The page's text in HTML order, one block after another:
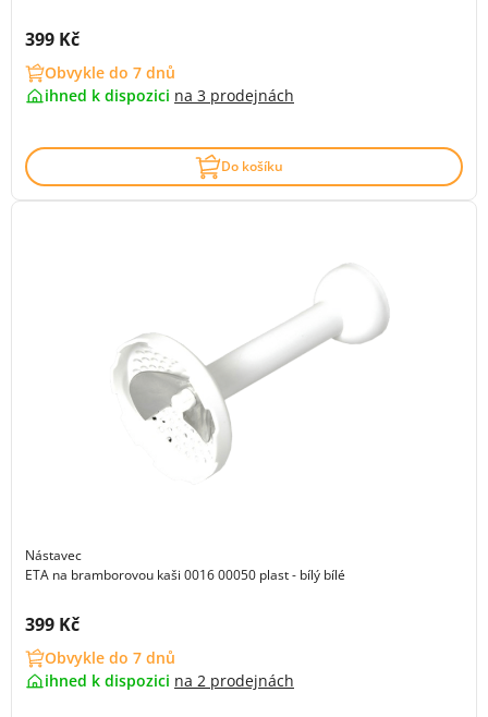
Cena s DPH:
399 Kč
Obvykle do 7 dnů
ihned k dispozici na 3 prodejnách
Do košíku
Nástavec
ETA na bramborovou kaši 0016 00050 plast - bílý bílé
Cena s DPH:
399 Kč
Obvykle do 7 dnů
ihned k dispozici na 2 prodejnách